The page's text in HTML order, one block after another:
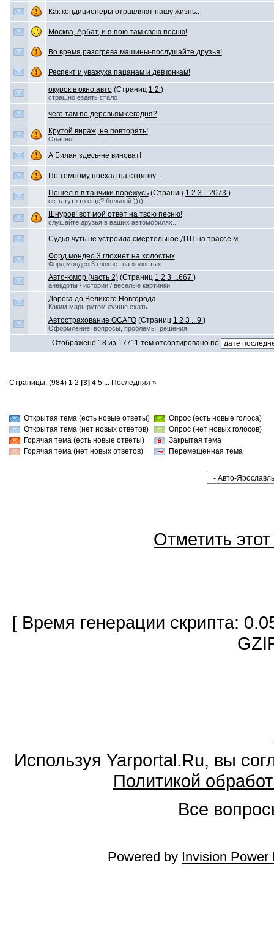
Как кондиционеры отравляют нашу жизнь..
Москва, Арбат, и я пою там свою песню!
Во время разогрева машины-послушайте друзья!
Респект и уважуха пацанам и девчонкам!
окурок в окно авто (Страниц 1 2 )
страшно ездить стало
чего там по деревьям сегодня?
Крутой вираж, не повторять!
Опасно!
А Билан здесь-не виноват!
По темному поехал на стоянку..
Пошел я в танчики порежусь (Страниц 1 2 3 ...2073 )
есть тут кто еще? больной ))))
Шнуров! вот мой ответ на твою песню!
слушайте друзья в ваших автомобилях...
Судья чуть не устроила смертельное ДТП на трассе м
Форд мондео 3 глохнет на холостых
Форд мондео 3 глохнет на холостых
Авто-юмор (часть 2) (Страниц 1 2 3 ...667 )
анекдоты / истории / веселые картинки
Дорога до Великого Новгорода
Каким маршрутом лучше ехать
Автострахование ОСАГО (Страниц 1 2 3 ...9 )
Оформление, вопросы, проблемы, решения
Отображено 18 из 17711 тем отсортировано по
Страницы:(984) 1 2 [3] 4 5... Последняя »
Открытая тема (есть новые ответы)
Открытая тема (нет новых ответов)
Горячая тема (есть новые ответы)
Горячая тема (нет новых ответов)
Опрос (есть новые голоса)
Опрос (нет новых голосов)
Закрытая тема
Перемещённая тема
Отметить
[ Время генерации скрипта:
Используя Yarportal.Ru, вы
Политикой
Все
Powered by Invision Power